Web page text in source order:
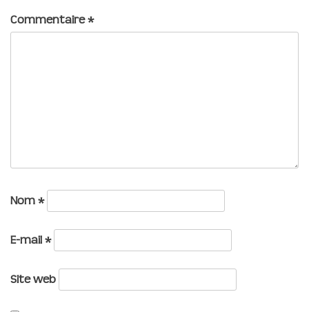
Commentaire*
Nom *
E-mail *
Site web